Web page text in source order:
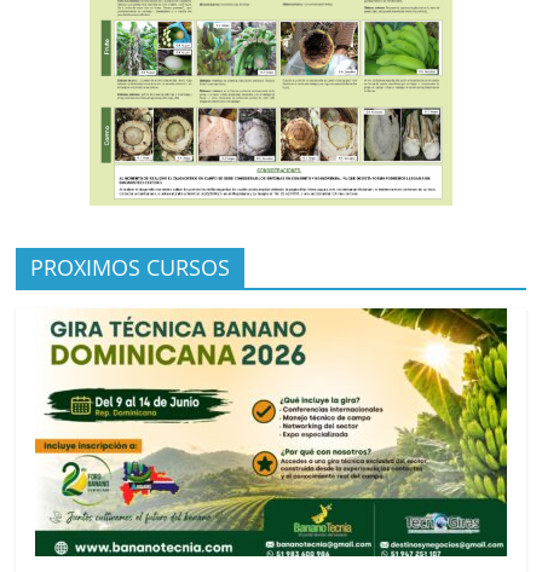
PROXIMOS CURSOS